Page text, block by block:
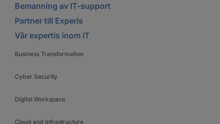
Bemanning av IT-support
Partner till Experis
Vår expertis inom IT
Business Transformation
Cyber Security
Digital Workspace
Cloud and Infrastructure